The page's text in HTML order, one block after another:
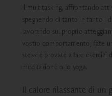
il multitasking, affrontando
spegnendo di tanto in tanto i
lavorando sul proprio
vostro comportamento, fate
stessi e provate a fare esercizi
meditazione o lo yoga.
Il calore rilassante di un